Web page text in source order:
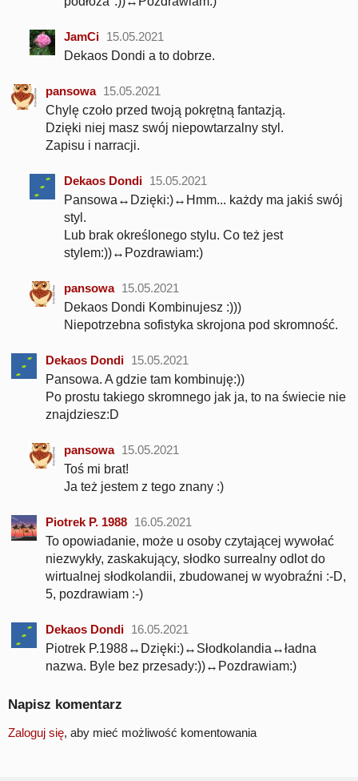
JamCi 15.05.2021
Dekaos Dondi a to dobrze.
pansowa 15.05.2021
Chylę czoło przed twoją pokrętną fantazją.
Dzięki niej masz swój niepowtarzalny styl.
Zapisu i narracji.
Dekaos Dondi 15.05.2021
Pansowa↔Dzięki:)↔Hmm... każdy ma jakiś swój
styl.
Lub brak określonego stylu. Co też jest
stylem:))↔Pozdrawiam:)
pansowa 15.05.2021
Dekaos Dondi Kombinujesz :)))
Niepotrzebna sofistyka skrojona pod skromność.
Dekaos Dondi 15.05.2021
Pansowa. A gdzie tam kombinuję:))
Po prostu takiego skromnego jak ja, to na świecie nie
znajdziesz:D
pansowa 15.05.2021
Toś mi brat!
Ja też jestem z tego znany :)
Piotrek P. 1988 16.05.2021
To opowiadanie, może u osoby czytającej wywołać
niezwykły, zaskakujący, słodko surrealny odlot do
wirtualnej słodkolandii, zbudowanej w wyobraźni :-D,
5, pozdrawiam :-)
Dekaos Dondi 16.05.2021
Piotrek P.1988↔Dzięki:)↔Słodkolandia↔ładna
nazwa. Byle bez przesady:))↔Pozdrawiam:)
Napisz komentarz
Zaloguj się, aby mieć możliwość komentowania